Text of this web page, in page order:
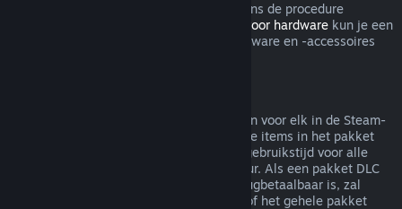
Binnen de relevante tijdsperiode en volgens de procedure
Terugbetalingsbeleid voor hardwarekun je een
terugbetaling aanvragen voor Steam-hardware en -accessoires
Je kunt een volledige terugbetaling krijgen voor elk in de Steam-
winkel gekocht pakket zolang geen van de items in het pakket
zijn overgedragen en de gecombineerde gebruikstijd voor alle
items in het pakket minder is dan twee uur. Als een pakket DLC
of een item in een spel bevat dat niet terugbetaalbaar is, zal
Steam je tijdens het afrekenen vertellen of het gehele pakket